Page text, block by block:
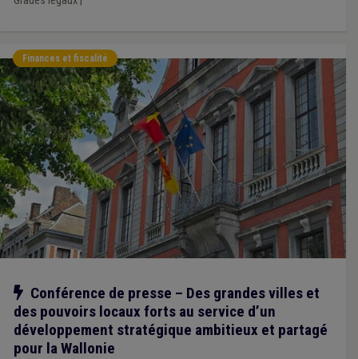
Finances et fiscalité
Notre action
Conférence de presse – Des grandes villes et
des pouvoirs locaux forts au service d’un
développement stratégique ambitieux et partagé
pour la Wallonie